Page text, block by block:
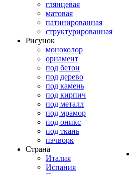
глянцевая
матовая
патинированная
структурированная
Рисунок
моноколор
орнамент
под бетон
под дерево
под камень
под кирпич
под металл
под мрамор
под оникс
под ткань
пэчворк
Страна
Италия
Испания